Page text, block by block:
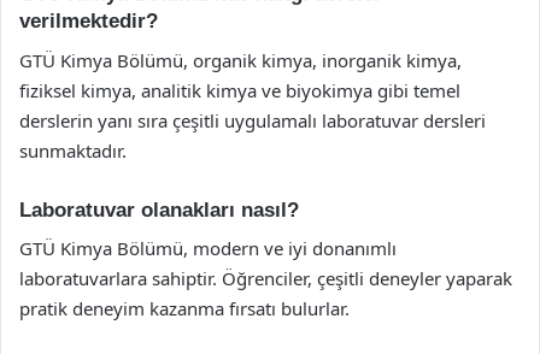
verilmektedir?
GTÜ Kimya Bölümü, organik kimya, inorganik kimya,
fiziksel kimya, analitik kimya ve biyokimya gibi temel
derslerin yanı sıra çeşitli uygulamalı laboratuvar dersleri
sunmaktadır.
Laboratuvar olanakları nasıl?
GTÜ Kimya Bölümü, modern ve iyi donanımlı
laboratuvarlara sahiptir. Öğrenciler, çeşitli deneyler yaparak
pratik deneyim kazanma fırsatı bulurlar.